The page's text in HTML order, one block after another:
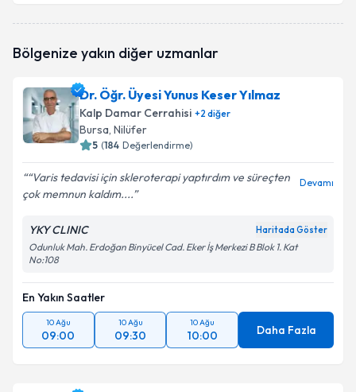
Bölgenize yakın diğer uzmanlar
Dr. Öğr. Üyesi Yunus Keser Yılmaz
Kalp Damar Cerrahisi +2 diğer
Bursa, Nilüfer
5 (184 Değerlendirme)
“Varis tedavisi için skleroterapi yaptırdım ve süreçten
çok memnun kaldım....
Devamı
YKY CLINIC Haritada Göster
Odunluk Mah. Erdoğan Binyücel Cad. Eker İş Merkezi B Blok 1. Kat
No:108
En Yakın Saatler
10 Ağu
09:00
10 Ağu
09:30
10 Ağu
10:00 Daha Fazla